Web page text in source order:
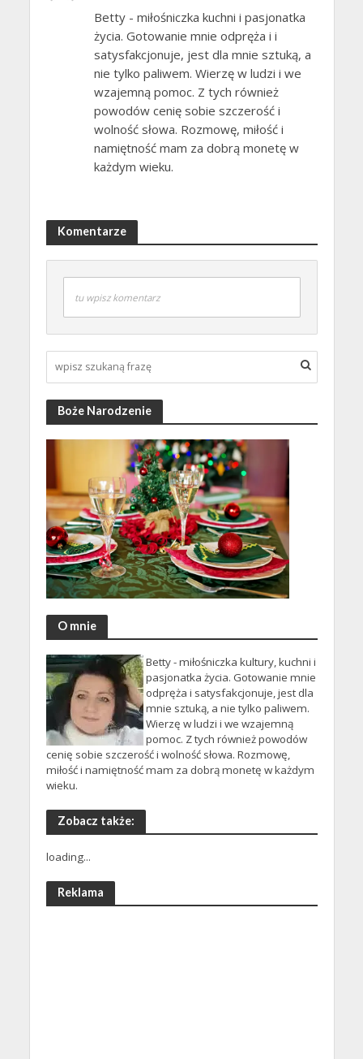
Betty - miłośniczka kuchni i pasjonatka
życia. Gotowanie mnie odpręża i i
satysfakcjonuje, jest dla mnie sztuką, a
nie tylko paliwem. Wierzę w ludzi i we
wzajemną pomoc. Z tych również
powodów cenię sobie szczerość i
wolność słowa. Rozmowę, miłość i
namiętność mam za dobrą monetę w
każdym wieku.
Komentarze
tu wpisz komentarz
Boże Narodzenie
O mnie
Betty - miłośniczka kultury, kuchni i
pasjonatka życia. Gotowanie mnie
odpręża i satysfakcjonuje, jest dla
mnie sztuką, a nie tylko paliwem.
Wierzę w ludzi i we wzajemną
pomoc. Z tych również powodów
cenię sobie szczerość i wolność słowa. Rozmowę,
miłość i namiętność mam za dobrą monetę w każdym
wieku.
Zobacz także:
loading...
Reklama